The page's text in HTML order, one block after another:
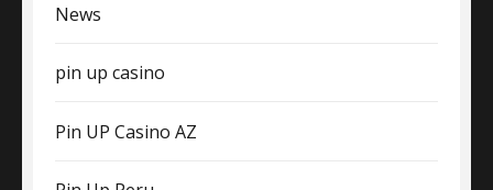
News
pin up casino
Pin UP Casino AZ